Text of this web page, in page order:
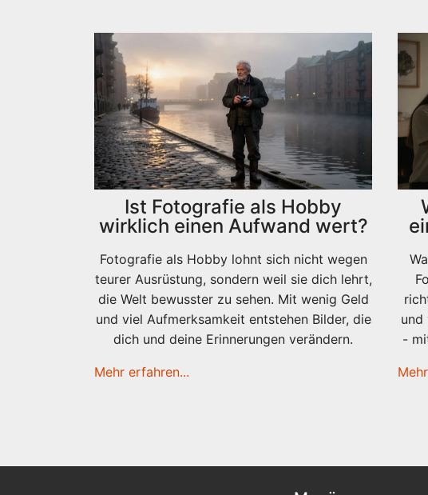
Ist Fotografie als Hobby
wirklich einen Aufwand wert?
Fotografie als Hobby lohnt sich nicht wegen
teurer Ausrüstung, sondern weil sie dich lehrt,
die Welt bewusster zu sehen. Mit wenig Geld
und viel Aufmerksamkeit entstehen Bilder, die
dich und deine Erinnerungen verändern.
Mehr erfahren...
und
-